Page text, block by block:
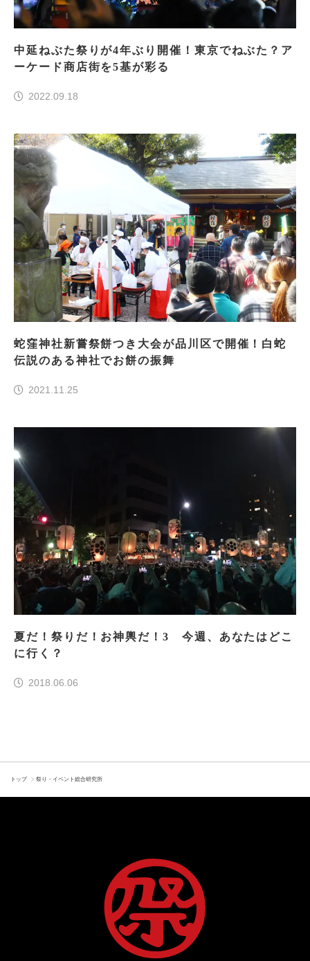
中延ねぶた祭りが4年ぶり開催！東京でねぶた？ア
ーケード商店街を5基が彩る
2022.09.18
蛇窪神社新嘗祭餅つき大会が品川区で開催！白蛇
伝説のある神社でお餅の振舞
2021.11.25
夏だ！祭りだ！お神輿だ！3 今週、あなたはどこ
に行く？
2018.06.06
トップ 祭り・イベント総合研究所